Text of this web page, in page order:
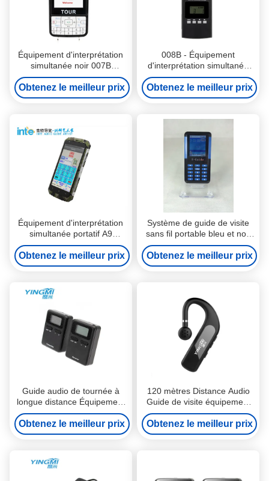
Équipement d'interprétation
simultanée noir 007B
Appareil de guidage audio à
induction automatique
Obtenez le meilleur prix
008B - Équipement
d'interprétation simultanée
directionnelle Système de
guide de visite sans fil Guide
de visite à double sens
Obtenez le meilleur prix
Équipement d'interprétation
simultanée portatif A9
Appareil de guidage audio
intelligent Android
Obtenez le meilleur prix
Système de guide de visite
sans fil portable bleu et noir
006A Système de guide
audio
Obtenez le meilleur prix
Guide audio de tournée à
longue distance Équipement
de traduction Appareils Noir
Couleur
Obtenez le meilleur prix
120 mètres Distance Audio
Guide de visite équipement
Traduction 100 canaux
Obtenez le meilleur prix